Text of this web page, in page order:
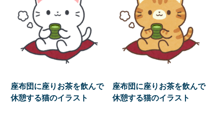
座布団に座りお茶を飲んで
休憩する猫のイラスト
座布団に座りお茶を飲んで
休憩する猫のイラスト